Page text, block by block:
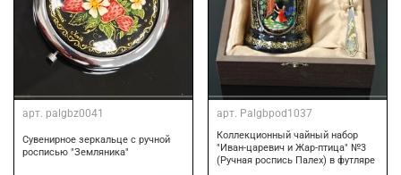
арт. palgbz0041
Сувенирное зеркальце с ручной
росписью "Земляника"
арт. Palgbpod1037
Коллекционный чайный набор
"Иван-царевич и Жар-птица" №3
(Ручная роспись Палех) в футляре